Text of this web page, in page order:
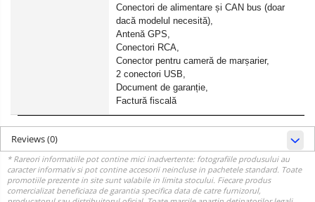
Conectori de alimentare și CAN bus (doar
dacă modelul necesită),
Antenă GPS,
Conectori RCA,
Conector pentru cameră de marșarier,
2 conectori USB,
Document de garanție,
Factură fiscală
Reviews(0)